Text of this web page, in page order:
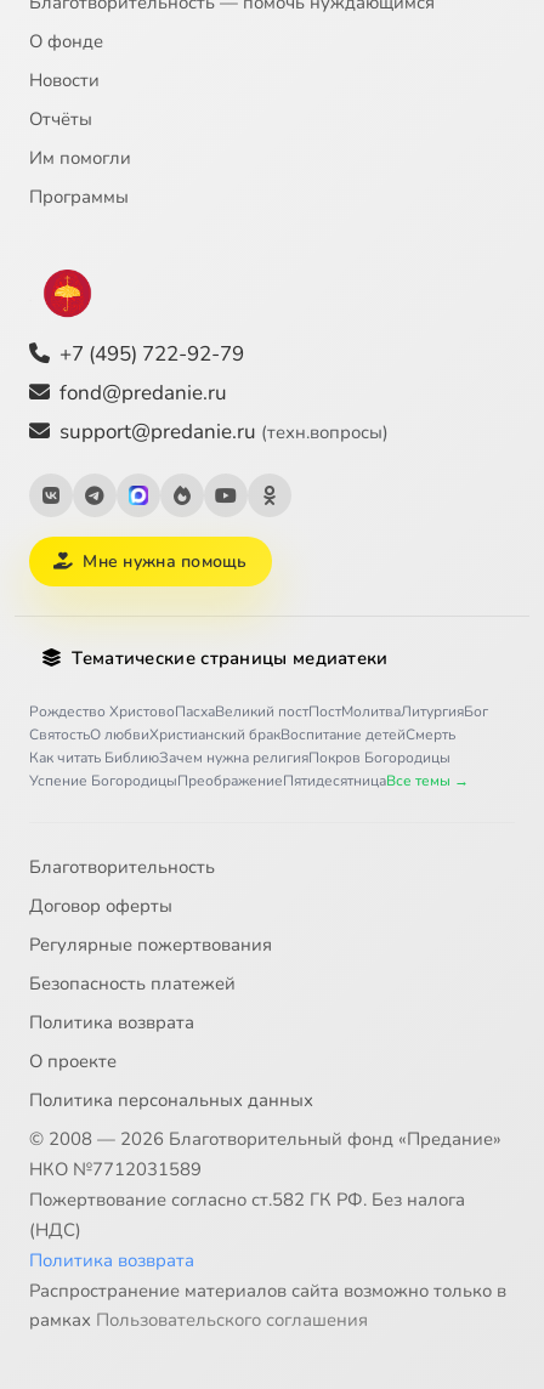
О фонде
Новости
Отчёты
Им помогли
Программы
+7 (495) 722-92-79
fond@predanie.ru
support@predanie.ru (техн.вопросы)
Мне нужна помощь
Тематические страницы медиатеки
Рождество ХристовоПасхаВеликий постПостМолитваЛитургияБог
СвятостьО любвиХристианский бракВоспитание детейСмерть
Как читать БиблиюЗачем нужна религияПокров Богородицы
Успение БогородицыПреображениеПятидесятницаВсе темы →
Благотворительность
Договор оферты
Регулярные пожертвования
Безопасность платежей
Политика возврата
О проекте
Политика персональных данных
© 2008 — 2026 Благотворительный фонд «Предание»
НКО №7712031589
Пожертвование согласно ст.582 ГК РФ. Без налога
(НДС)
Политика возврата
Распространение материалов сайта возможно только в
рамках Пользовательского соглашения